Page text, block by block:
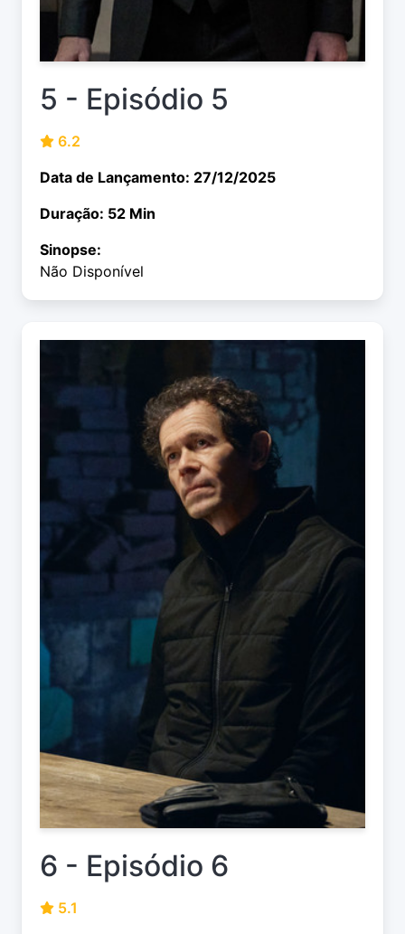
5 - Episódio 5
6.2
Data de Lançamento: 27/12/2025
Duração: 52 Min
Sinopse:
Não Disponível
6 - Episódio 6
5.1